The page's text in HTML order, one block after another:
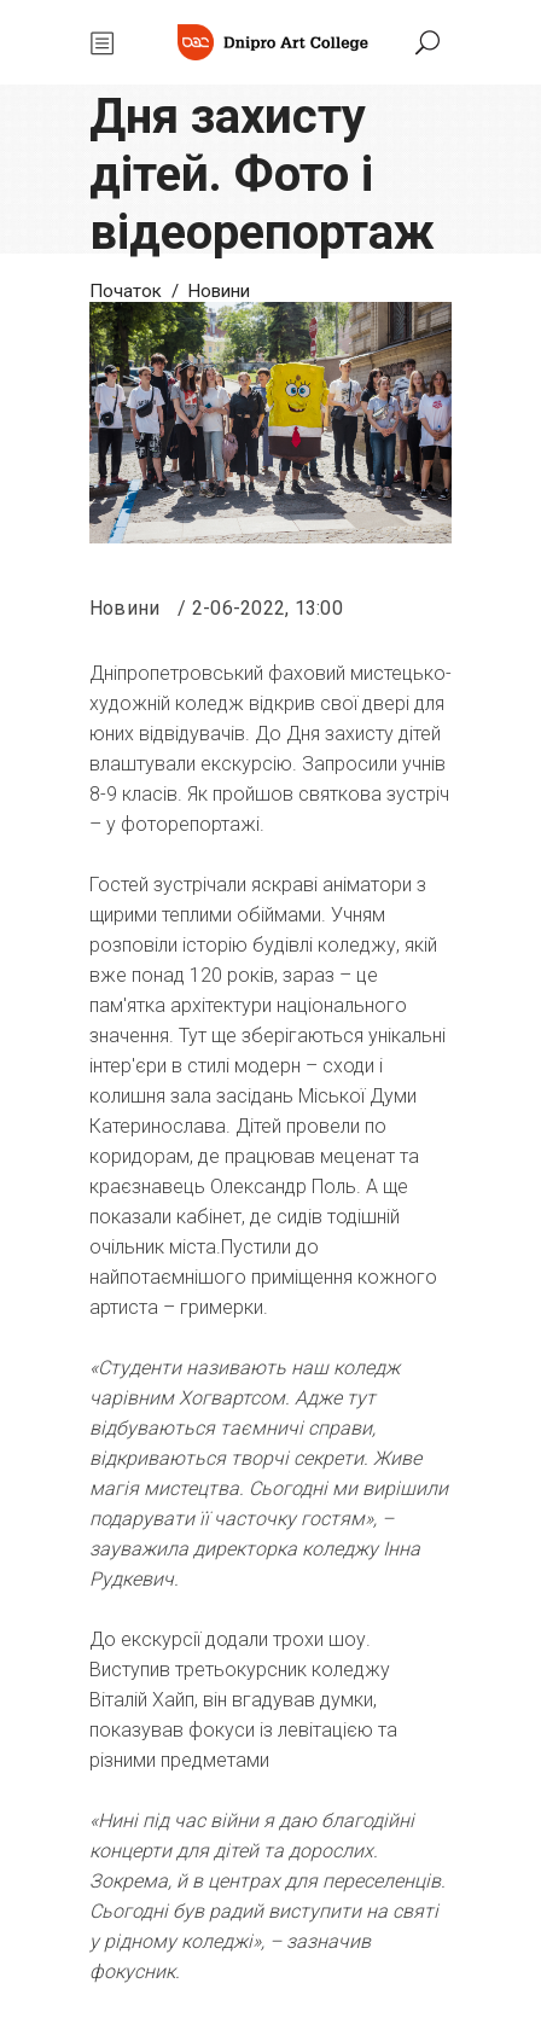
Екскурсія до
Дня захисту
дітей. Фото і
відеорепортаж
Початок / Новини
Новини 2-06-2022, 13:00
Дніпропетровський фаховий мистецько-
художній коледж відкрив свої двері для
юних відвідувачів. До Дня захисту дітей
влаштували екскурсію. Запросили учнів
8-9 класів. Як пройшов святкова зустріч
– у фоторепортажі.
Гостей зустрічали яскраві аніматори з
щирими теплими обіймами. Учням
розповіли історію будівлі коледжу, якій
вже понад 120 років, зараз – це
пам'ятка архітектури національного
значення. Тут ще зберігаються унікальні
інтер'єри в стилі модерн – сходи і
колишня зала засідань Міської Думи
Катеринослава. Дітей провели по
коридорам, де працював меценат та
краєзнавець Олександр Поль. А ще
показали кабінет, де сидів тодішній
очільник міста.Пустили до
найпотаємнішого приміщення кожного
артиста – гримерки.
«Студенти називають наш коледж
чарівним Хогвартсом. Адже тут
відбуваються таємничі справи,
відкриваються творчі секрети. Живе
магія мистецтва. Сьогодні ми вирішили
подарувати її часточку гостям», –
зауважила директорка коледжу Інна
Рудкевич.
До екскурсії додали трохи шоу.
Виступив третьокурсник коледжу
Віталій Хайп, він вгадував думки,
показував фокуси із левітацією та
різними предметами
«Нині під час війни я даю благодійні
концерти для дітей та дорослих.
Зокрема, й в центрах для переселенців.
Сьогодні був радий виступити на святі
у рідному коледжі», – зазначив
фокусник.